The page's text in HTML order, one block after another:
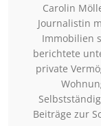
Carolin
Journalistin
Immobilien
berichtete
private
Beiträge zur